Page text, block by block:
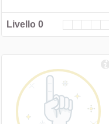
Livello 0